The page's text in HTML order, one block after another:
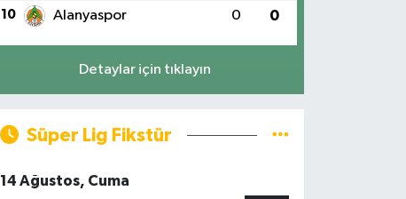
10 Alanyaspor 0 0
Detaylar için tıklayın
Süper Lig Fikstür
14 Ağustos, Cuma